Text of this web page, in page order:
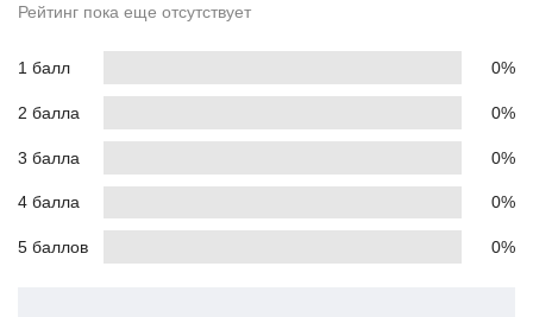
Рейтинг пока еще отсутствует
1 балл 0%
2 балла 0%
3 балла 0%
4 балла 0%
5 баллов 0%